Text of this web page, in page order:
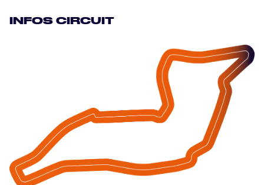
INFOS CIRCUIT